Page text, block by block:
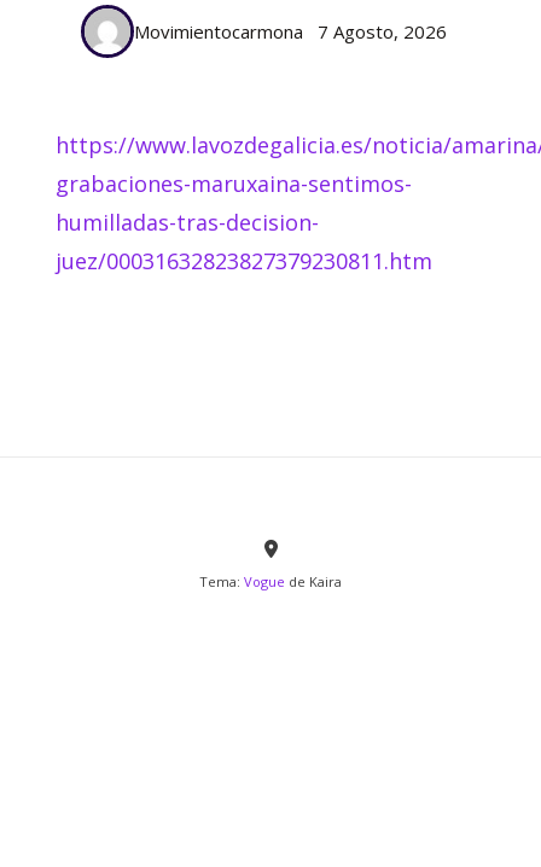
Movimientocarmona 7 Agosto, 2026
https://www.lavozdegalicia.es/noticia/
grabaciones-maruxaina-sentimos-
humilladas-tras-decision-
juez/00031632823827379230811.htm
Tema: Vogue de Kaira